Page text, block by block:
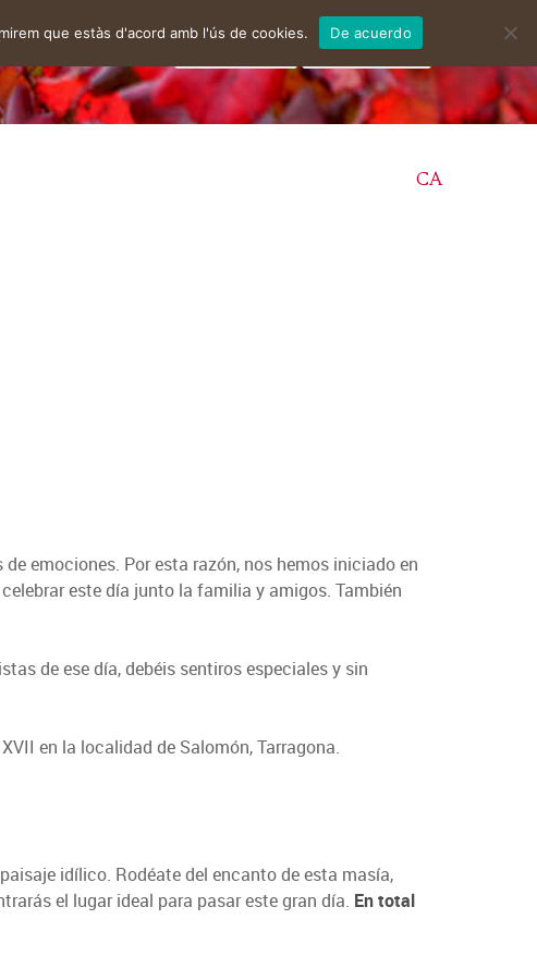
instagram
CA
emociones. Por esta razón, nos hemos iniciado en
este día junto la familia y amigos. También
de ese día, debéis sentiros especiales y sin
en la localidad de Salomón, Tarragona.
idílico. Rodéate del encanto de esta masía,
el lugar ideal para pasar este gran día. En total
que estàs d'acord amb l'ús de cookies. De acuerdo